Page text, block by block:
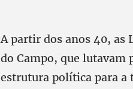
A partir dos anos 40, as
do Campo, que
estrutura política para a